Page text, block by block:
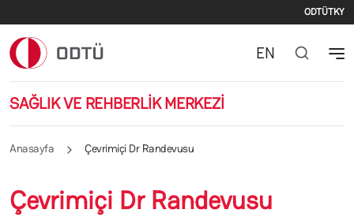
ODTÜTKY
SAĞLIK VE REHBERLİK MERKEZİ
EN
Anasayfa Çevrimiçi Dr Randevusu
Çevrimiçi Dr Randevusu